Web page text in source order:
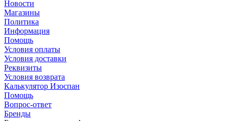
Новости
Магазины
Политика
Информация
Помощь
Условия оплаты
Условия доставки
Реквизиты
Условия возврата
Калькулятор Изоспан
Помощь
Вопрос-ответ
Бренды